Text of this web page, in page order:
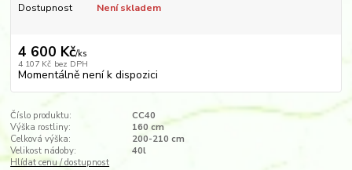
Dostupnost Není skladem
4 600 Kč/ks
4 107 Kč bez DPH
Momentálně není k dispozici
Číslo produktu:
CC40
Výška rostliny:
160 cm
Celková výška:
200-210 cm
Velikost nádoby:
40l
Hlídat cenu / dostupnost